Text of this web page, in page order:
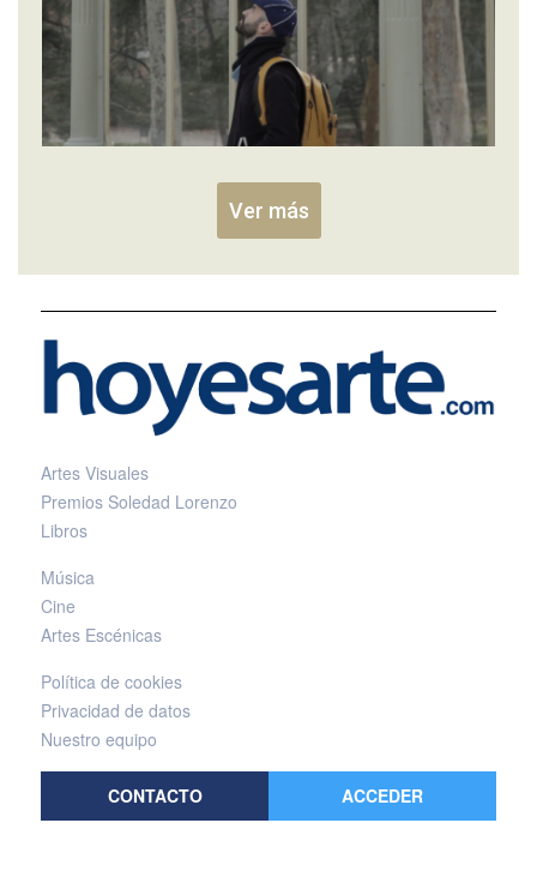
Ver más
Artes Visuales
Premios Soledad Lorenzo
Libros
Música
Cine
Artes Escénicas
Política de cookies
Privacidad de datos
Nuestro equipo
CONTACTO ACCEDER